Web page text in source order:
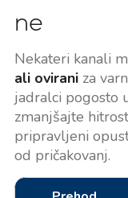
ne
Nekateri kanali
ali oviraniza
jadralci pogosto
zmanjšajte
pripravljeni
od pričakovanj.